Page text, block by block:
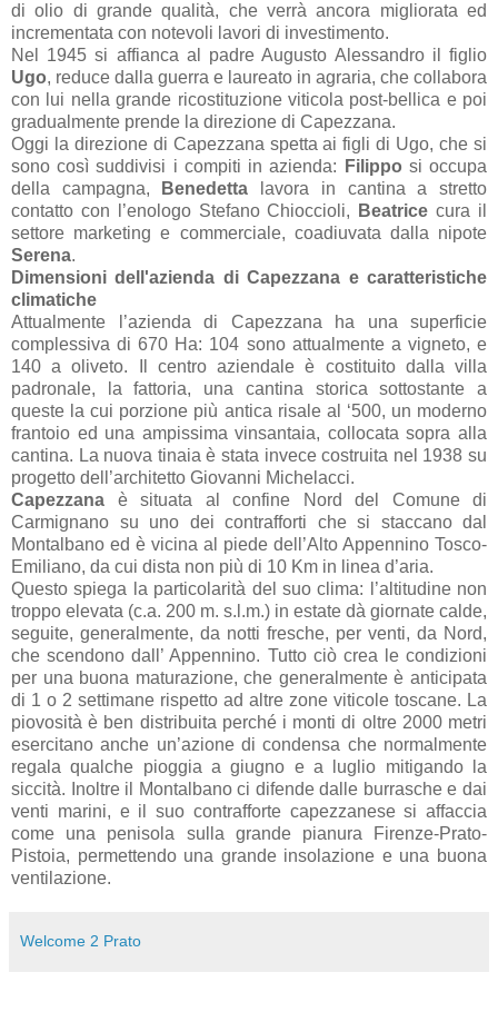
di olio di grande qualità, che verrà ancora migliorata ed
incrementata con notevoli lavori di investimento.
Nel 1945 si affianca al padre Augusto Alessandro il figlio
Ugo, reduce dalla guerra e laureato in agraria, che collabora
con lui nella grande ricostituzione viticola post-bellica e poi
gradualmente prende la direzione di Capezzana.
Oggi la direzione di Capezzana spetta ai figli di Ugo, che si
sono così suddivisi i compiti in azienda:
Filippo si occupa
della campagna,
Benedetta lavora in cantina a stretto
contatto con l’enologo Stefano Chioccioli,
Beatrice cura il
settore marketing e commerciale, coadiuvata dalla nipote
Serena.
Dimensioni dell'azienda di Capezzana e caratteristiche
climatiche
Attualmente l’azienda di Capezzana ha una superficie
complessiva di 670 Ha: 104 sono attualmente a vigneto, e
140 a oliveto. Il centro aziendale è costituito dalla villa
padronale, la fattoria, una cantina storica sottostante a
queste la cui porzione più antica risale al ‘500, un moderno
frantoio ed una ampissima vinsantaia, collocata sopra alla
cantina. La nuova tinaia è stata invece costruita nel 1938 su
progetto dell’architetto Giovanni Michelacci.
Capezzana è situata al confine Nord del Comune di
Carmignano su uno dei contrafforti che si staccano dal
Montalbano ed è vicina al piede dell’Alto Appennino Tosco-
Emiliano, da cui dista non più di 10 Km in linea d’aria.
Questo spiega la particolarità del suo clima: l’altitudine non
troppo elevata (c.a. 200 m. s.l.m.) in estate dà giornate calde,
seguite, generalmente, da notti fresche, per venti, da Nord,
che scendono dall’ Appennino. Tutto ciò crea le condizioni
per una buona maturazione, che generalmente è anticipata
di 1 o 2 settimane rispetto ad altre zone viticole toscane. La
piovosità è ben distribuita perché i monti di oltre 2000 metri
esercitano anche un’azione di condensa che normalmente
regala qualche pioggia a giugno e a luglio mitigando la
siccità. Inoltre il Montalbano ci difende dalle burrasche e dai
venti marini, e il suo contrafforte capezzanese si affaccia
come una penisola sulla grande pianura Firenze-Prato-
Pistoia, permettendo una grande insolazione e una buona
ventilazione.
Welcome 2 Prato